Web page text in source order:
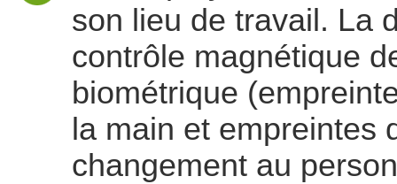
son lieu de travail. La
contrôle magnétique
biométrique
la main et empreintes
changement au